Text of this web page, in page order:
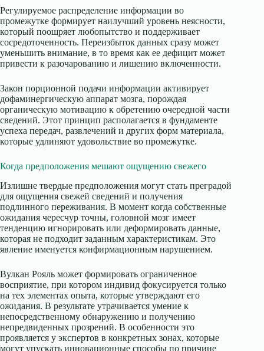
Регулируемое распределение информации во
промежутке формирует наилучший уровень неясности,
который поощряет любопытство и поддерживает
сосредоточенность. Переизбыток данных сразу может
уменьшить внимание, в то время как ее дефицит может
привести к разочарованию и лишению включенности.
Закон порционной подачи информации активирует
дофаминергическую аппарат мозга, порождая
органическую мотивацию к обретению очередной части
сведений. Этот принцип располагается в фундаменте
успеха передач, развлечений и других форм материала,
которые удлиняют удовольствие во промежутке.
Когда предположения мешают ощущению свежего
Излишне твердые предположения могут стать преградой
для ощущения свежей сведений и получения
подлинного переживания. В момент когда собственные
ожидания чересчур точны, головной мозг имеет
тенденцию игнорировать или деформировать данные,
которая не подходит заданным характеристикам. Это
явление именуется конфирмационным нарушением.
Вулкан Рояль может формировать ограниченное
восприятие, при котором индивид фокусируется только
на тех элементах опыта, которые утверждают его
ожидания. В результате утрачивается умение к
непосредственному обнаружению и получению
непредвиденных прозрений. В особенности это
проявляется у экспертов в конкретных зонах, которые
могут упускать инновационные способы по причине